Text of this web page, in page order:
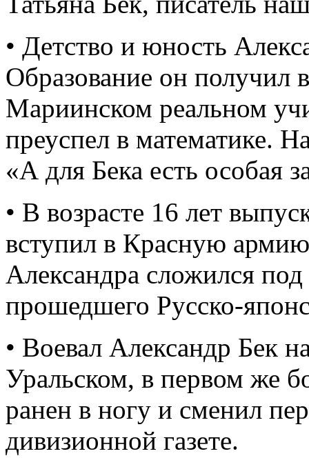
• Детство и юность
Образование он получил
Мариинском реальном
преуспел в математике.
«А для Бека есть особая
• В возрасте 16 лет
вступил в Красную
Александра сложился
прошедшего Русско-
• Воевал Александр Бек
Уральском, в первом же
ранен в ногу и сменил
дивизионной газете.